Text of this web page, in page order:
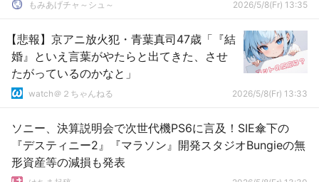
もみあげチャ～シュ～ 2026/5/8(Fr) 13:35
【悲報】京アニ放火犯・青葉真司47歳「『結
婚』といえ言葉がやたらと出てきた、させ
たがっているのかなと」
watch＠２ちゃんねる 2026/5/8(Fr) 13:33
ソニー、決算説明会で次世代機PS6に言及！SIE傘下の
『デスティニー2』『マラソン』開発スタジオBungieの無
形資産等の減損も発表